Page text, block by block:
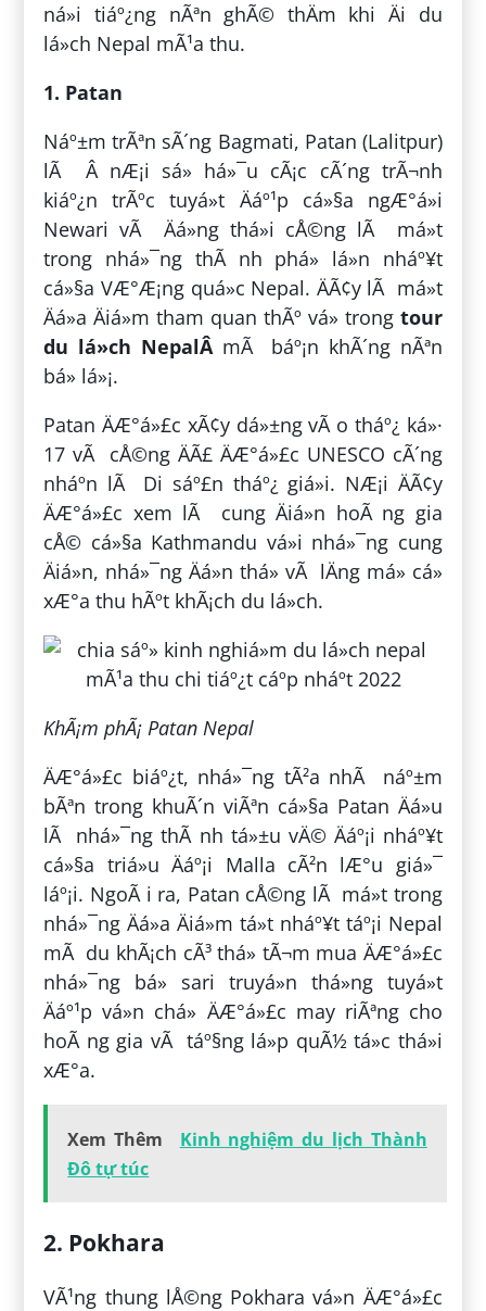
ná»i tiáº¿ng nÃªn ghÃ© thÄm khi Äi du
lá»ch Nepal mÃ¹a thu.
1. Patan
Náº±m trÃªn sÃ´ng Bagmati, Patan (Lalitpur)
lÃ Â nÆ¡i sá» há»¯u cÃ¡c cÃ´ng trÃ¬nh
kiáº¿n trÃºc tuyá»t Äáº¹p cá»§a ngÆ°á»i
Newari vÃ Äá»ng thá»i cÅ©ng lÃ má»t
trong nhá»¯ng thÃ nh phá» lá»n nháº¥t
cá»§a VÆ°Æ¡ng quá»c Nepal. ÄÃ¢y lÃ má»t
Äá»a Äiá»m tham quan thÃº vá» trong tour
du lá»ch NepalÂ mÃ báº¡n khÃ´ng nÃªn
bá» lá»¡.
Patan ÄÆ°á»£c xÃ¢y dá»±ng vÃ o tháº¿ ká»·
17 vÃ cÅ©ng ÄÃ£ ÄÆ°á»£c UNESCO cÃ´ng
nháº­n lÃ Di sáº£n tháº¿ giá»i. NÆ¡i ÄÃ¢y
ÄÆ°á»£c xem lÃ cung Äiá»n hoÃ ng gia
cÅ© cá»§a Kathmandu vá»i nhá»¯ng cung
Äiá»n, nhá»¯ng Äá»n thá» vÃ lÄng má» cá»
xÆ°a thu hÃºt khÃ¡ch du lá»ch.
KhÃ¡m phÃ¡ Patan Nepal
ÄÆ°á»£c biáº¿t, nhá»¯ng tÃ²a nhÃ náº±m
bÃªn trong khuÃ´n viÃªn cá»§a Patan Äá»u
lÃ nhá»¯ng thÃ nh tá»±u vÄ© Äáº¡i nháº¥t
cá»§a triá»u Äáº¡i Malla cÃ²n lÆ°u giá»¯
láº¡i. NgoÃ i ra, Patan cÅ©ng lÃ má»t trong
nhá»¯ng Äá»a Äiá»m tá»t nháº¥t táº¡i Nepal
mÃ du khÃ¡ch cÃ³ thá» tÃ¬m mua ÄÆ°á»£c
nhá»¯ng bá» sari truyá»n thá»ng tuyá»t
Äáº¹p vá»n chá» ÄÆ°á»£c may riÃªng cho
hoÃ ng gia vÃ táº§ng lá»p quÃ½ tá»c thá»i
xÆ°a.
Xem Thêm
Kinh nghiệm du lịch Thành
Đô tự túc
2. Pokhara
VÃ¹ng thung lÅ©ng Pokhara vá»n ÄÆ°á»£c